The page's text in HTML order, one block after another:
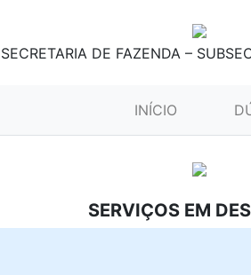
SECRETARIA DE FAZENDA –
INÍCIO
SERVIÇOS EM